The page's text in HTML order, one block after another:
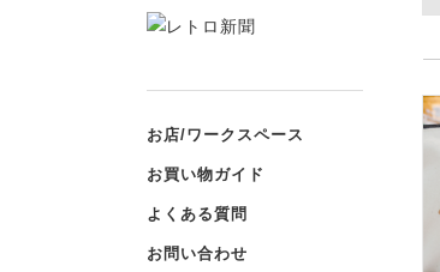
お店/ワークスペース
お買い物ガイド
よくある質問
お問い合わせ